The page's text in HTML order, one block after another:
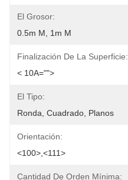
El Grosor:
0.5m M, 1m M
Finalización De La Superficie:
< 10A="">
El Tipo:
Ronda, Cuadrado, Planos
Orientación:
<100>,<111>
Cantidad De Orden Mínima: